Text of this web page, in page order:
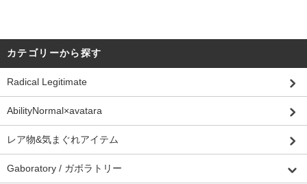
カテゴリーから探す
Radical Legitimate
AbilityNormal×avatara
レア物&気まぐれアイテム
Gaboratory / ガボラトリー